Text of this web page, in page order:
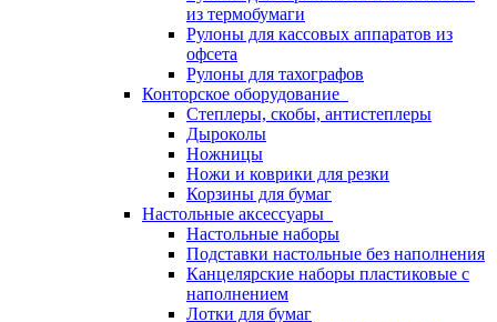
из термобумаги
Рулоны для кассовых аппаратов из
офсета
Рулоны для тахографов
Конторское оборудование
Степлеры, скобы, антистеплеры
Дыроколы
Ножницы
Ножи и коврики для резки
Корзины для бумаг
Настольные аксессуары
Настольные наборы
Подставки настольные без наполнения
Канцелярские наборы пластиковые с
наполнением
Лотки для бумаг